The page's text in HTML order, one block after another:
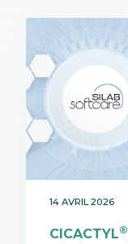
14 AVRIL 2026
CICACTYL®